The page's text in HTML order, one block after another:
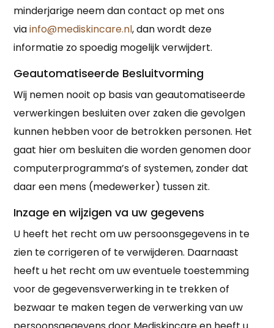
minderjarige neem dan contact op met ons
viainfo@mediskincare.nl, dan wordt deze
informatie zo spoedig mogelijk verwijdert.
Geautomatiseerde Besluitvorming
Wij nemen nooit op basis van geautomatiseerde
verwerkingen besluiten over zaken die gevolgen
kunnen hebben voor de betrokken personen. Het
gaat hier om besluiten die worden genomen door
computerprogramma’s of systemen, zonder dat
daar een mens (medewerker) tussen zit.
Inzage en wijzigen va uw gegevens
U heeft het recht om uw persoonsgegevens in te
zien te corrigeren of te verwijderen. Daarnaast
heeft u het recht om uw eventuele toestemming
voor de gegevensverwerking in te trekken of
bezwaar te maken tegen de verwerking van uw